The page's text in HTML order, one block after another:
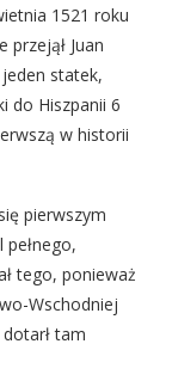
1521 roku
przejął Juan
statek,
do Hiszpanii 6
w historii
pierwszym
tego, ponieważ
Wschodniej
tam